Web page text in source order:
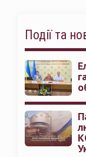
Події та